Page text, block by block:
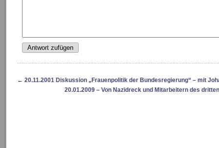
← 20.11.2001 Diskussion „Frauenpolitik der Bundesregierung“ – mit
20.01.2009 – Von Nazidreck und Mitarbeitern des